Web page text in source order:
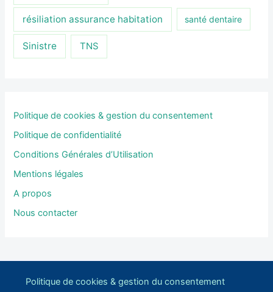
résiliation assurance habitation santé dentaire
Sinistre TNS
Politique de cookies & gestion du consentement
Politique de confidentialité
Conditions Générales d’Utilisation
Mentions légales
A propos
Nous contacter
Politique de cookies & gestion du consentement